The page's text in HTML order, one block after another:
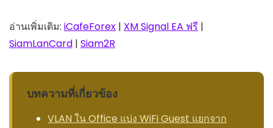
อ่านเพิ่มเติม: iCafeForex | XM Signal EA ฟรี |
SiamLanCard | Siam2R
บทความที่เกี่ยวข้อง
VLAN ใน Office แบ่ง WiFi Guest แยกจาก